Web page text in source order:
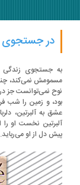
در جستجوی
جستجوی زندگی
نمی­‌کند، چنان که در
نمی­‌توانست جز در کشتی
و زمین را شب فرا
به آلبرتین، دلرباترین
نخست او را از
دل از او می‌رباید.